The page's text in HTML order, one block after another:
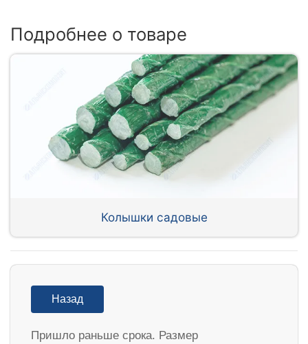
Подробнее о товаре
Колышки садовые
Назад
Пришло раньше срока. Размер